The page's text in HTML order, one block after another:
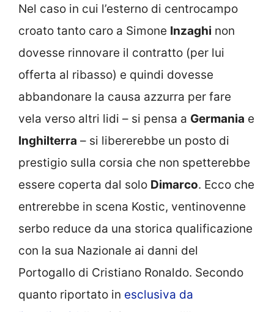
Nel caso in cui l’esterno di centrocampo
croato tanto caro a Simone Inzaghi non
dovesse rinnovare il contratto (per lui
offerta al ribasso) e quindi dovesse
abbandonare la causa azzurra per fare
vela verso altri lidi – si pensa a Germania e
Inghilterra – si libererebbe un posto di
prestigio sulla corsia che non spetterebbe
essere coperta dal solo Dimarco. Ecco che
entrerebbe in scena Kostic, ventinovenne
serbo reduce da una storica qualificazione
con la sua Nazionale ai danni del
Portogallo di Cristiano Ronaldo. Secondo
quanto riportato in esclusiva da